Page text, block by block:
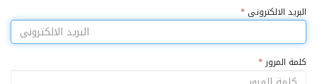
البريد الالكترونى *
كلمة المرور *